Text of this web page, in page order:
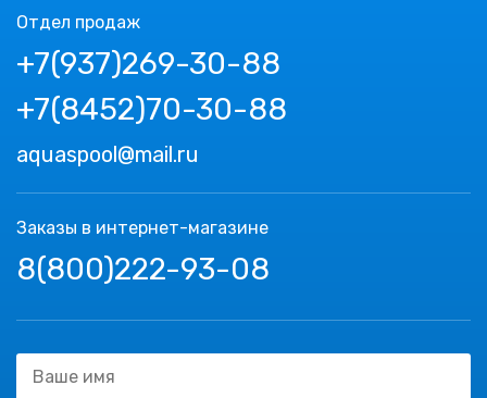
Отдел продаж
+7(937)269-30-88
+7(8452)70-30-88
aquaspool@mail.ru
Заказы в интернет-магазине
8(800)222-93-08